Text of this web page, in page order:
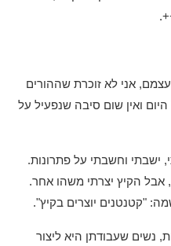
אני לא זוכרת שההורים
היום ואין שום סיבה שנפעיל על
ישבתי וחשבתי על פתרונות.
אבל הקיץ יצרתי משהו אחר.
"קטנטנים יוצרים בקיץ".
פניתי לעוד 6 יוצרות, נשים שעבודתן היא ליצור